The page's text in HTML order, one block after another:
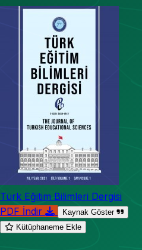
Türk Eğitim Bilimleri Dergisi
PDF İndir
Kaynak Göster
Kütüphaneme Ekle